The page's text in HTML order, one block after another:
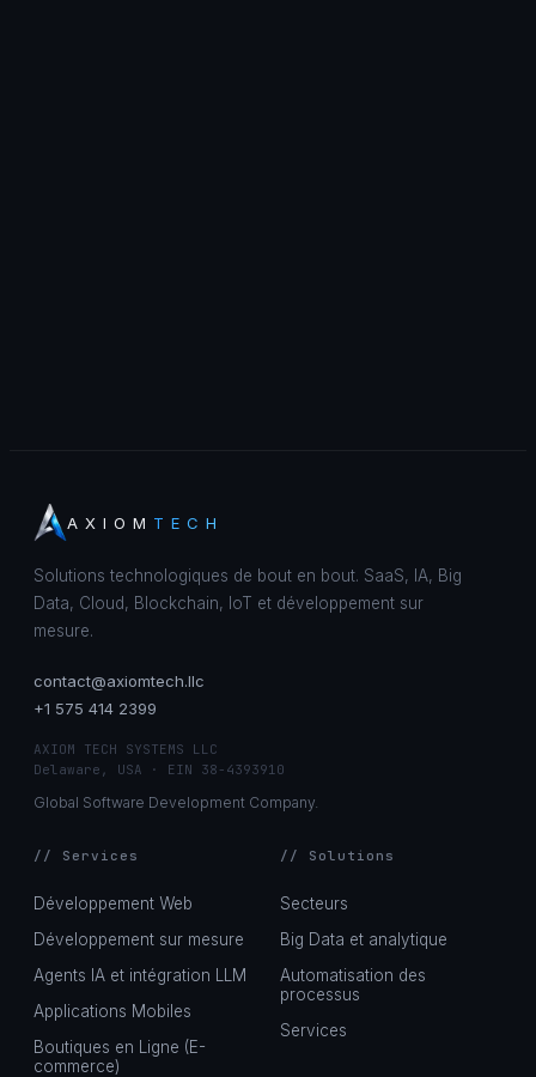
AXIOM TECH
Solutions technologiques de bout en bout. SaaS, IA, Big
Data, Cloud, Blockchain, IoT et développement sur
mesure.
contact@axiomtech.llc
+1 575 414 2399
AXIOM TECH SYSTEMS LLC
Delaware, USA · EIN 38-4393910
Global Software Development Company.
// Services
Développement Web
Développement sur mesure
Agents IA et intégration LLM
Applications Mobiles
Boutiques en Ligne (E-
commerce)
// Solutions
Secteurs
Big Data et analytique
Automatisation des
processus
Services